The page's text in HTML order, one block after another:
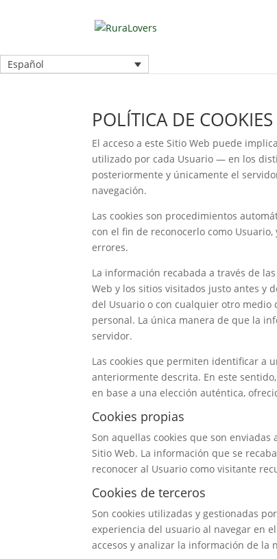
Español
POLÍTICA DE COOKIES
El acceso a este Sitio Web puede
utilizado por cada Usuario — en los
posteriormente y únicamente el
navegación.
Las cookies son procedimientos
con el fin de reconocerlo como
errores.
La información recabada a través de
Web y los sitios visitados justo antes y
del Usuario o con cualquier otro
personal. La única manera de que la
servidor.
Las cookies que permiten identificar a
anteriormente descrita. En este
en base a una elección auténtica,
Cookies propias
Son aquellas cookies que son
Sitio Web. La información que se
reconocer al Usuario como visitante
Cookies de terceros
Son cookies utilizadas y gestionadas
experiencia del usuario al navegar en
accesos y analizar la información de la